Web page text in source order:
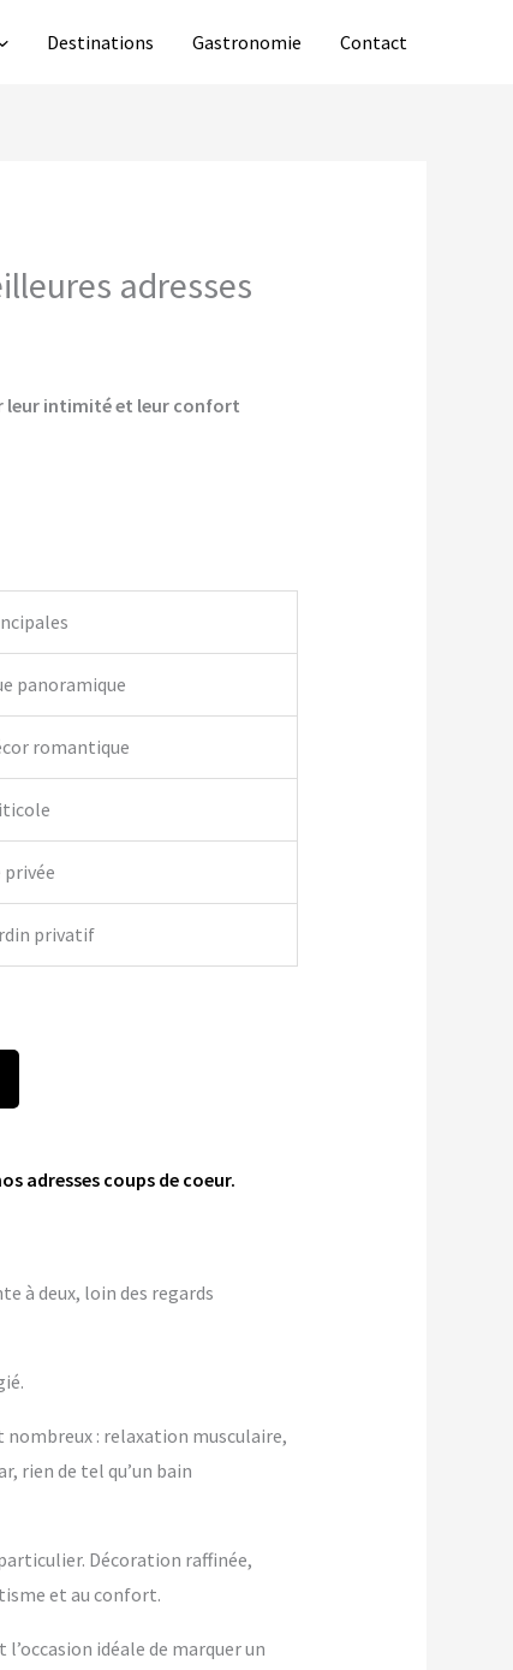
Destinations Gastronomie Contact
adresses
leur intimité et leur confort
panoramique
romantique
privatif
adresses coups de coeur.
à deux, loin des regards
: relaxation musculaire,
rien de tel qu’un bain
Décoration raffinée,
et au confort.
idéale de marquer un